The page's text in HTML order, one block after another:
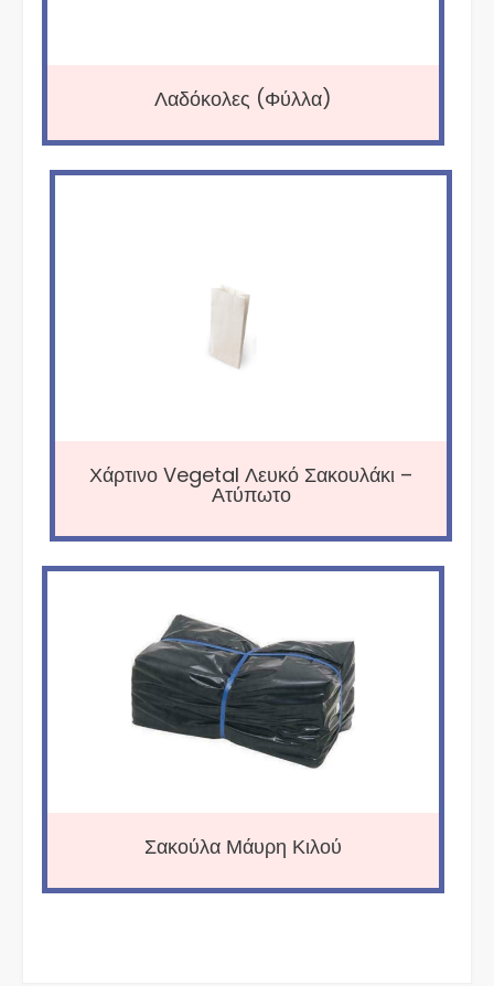
Λαδόκολες (Φύλλα)
Χάρτινο Vegetal Λευκό Σακουλάκι –
Ατύπωτο
Σακούλα Μάυρη Κιλού